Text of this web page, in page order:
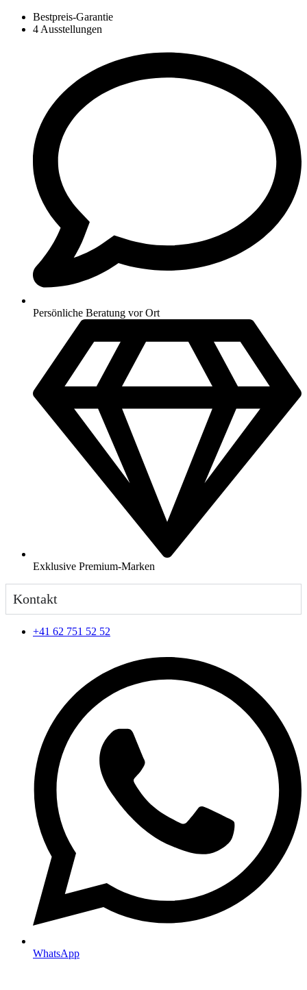
Bestpreis-Garantie
4 Ausstellungen
Persönliche Beratung vor Ort
Exklusive Premium-Marken
Kontakt
+41 62 751 52 52
WhatsApp